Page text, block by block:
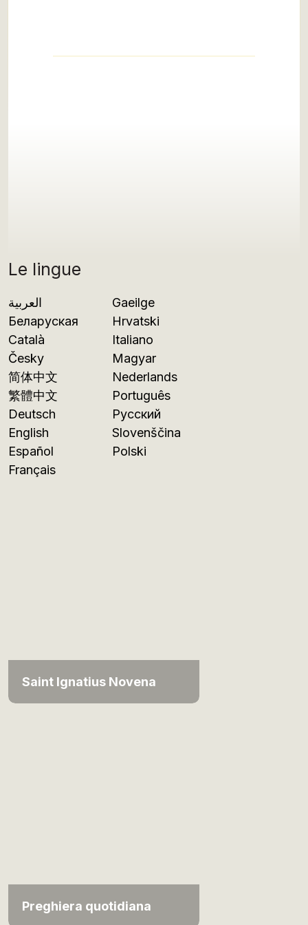
Le lingue
العربية
Беларуская
Català
Česky
简体中文
繁體中文
Deutsch
English
Español
Français
Gaeilge
Hrvatski
Italiano
Magyar
Nederlands
Português
Русский
Slovenščina
Polski
Saint Ignatius Novena
Preghiera quotidiana